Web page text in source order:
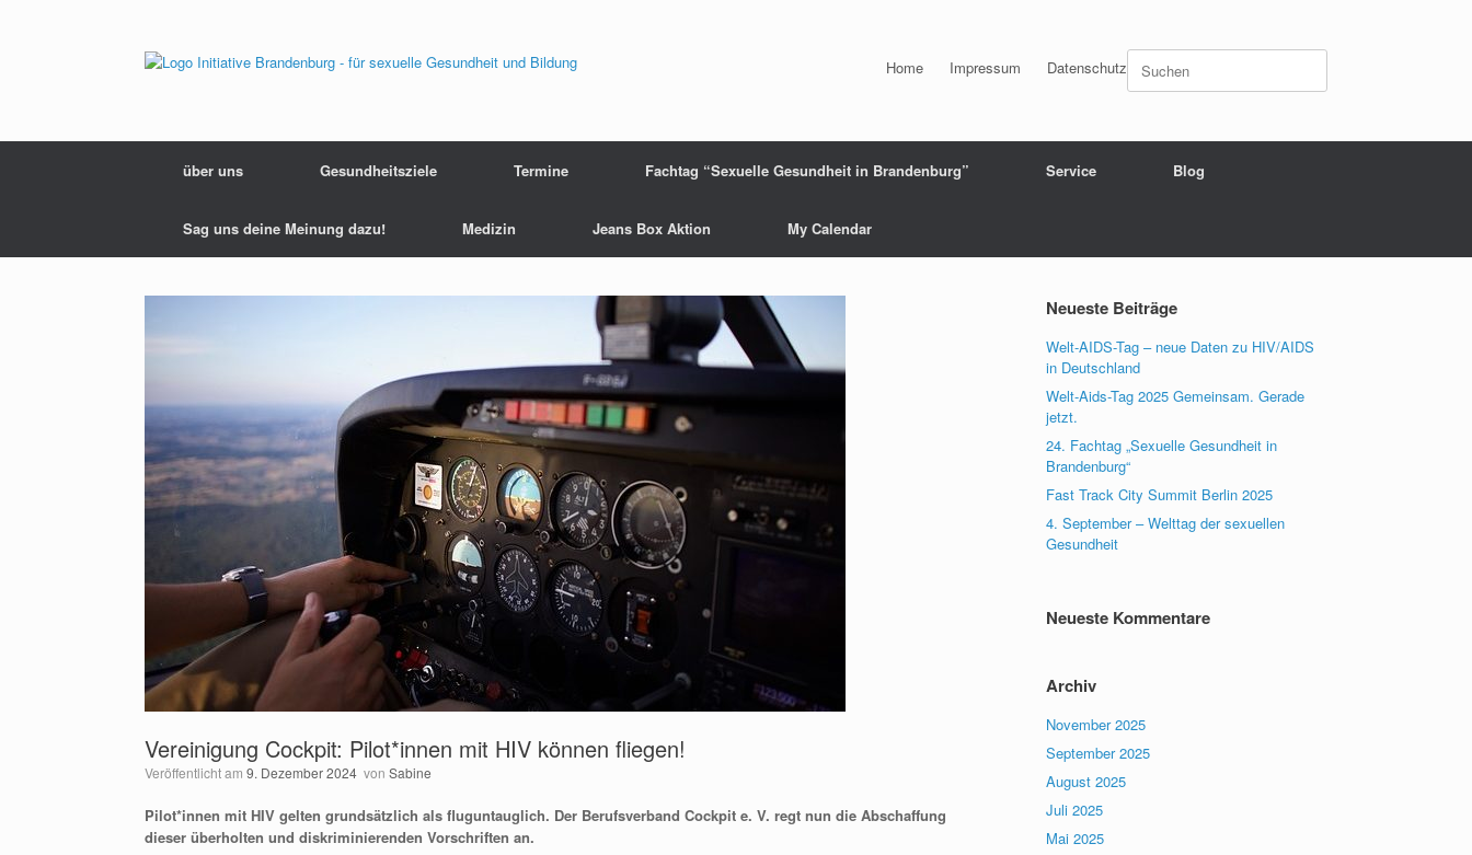
Home Impressum DatenschutzSuchen
nach:
über uns Gesundheitsziele Termine Fachtag “Sexuelle Gesundheit in Brandenburg” Service Blog
Sag uns deine Meinung dazu! Medizin Jeans Box Aktion My Calendar
Vereinigung Cockpit: Pilot*innen mit HIV können fliegen!
Veröffentlicht am 9. Dezember 2024 von Sabine
Pilot*innen mit HIV gelten grundsätzlich als fluguntauglich. Der Berufsverband Cockpit e. V. regt nun die Abschaffung
dieser überholten und diskriminierenden Vorschriften an.
Neueste Beiträge
Welt-AIDS-Tag – neue Daten zu HIV/AIDS
in Deutschland
Welt-Aids-Tag 2025 Gemeinsam. Gerade
jetzt.
24. Fachtag „Sexuelle Gesundheit in
Brandenburg“
Fast Track City Summit Berlin 2025
4. September – Welttag der sexuellen
Gesundheit
Neueste Kommentare
Archiv
November 2025
September 2025
August 2025
Juli 2025
Mai 2025